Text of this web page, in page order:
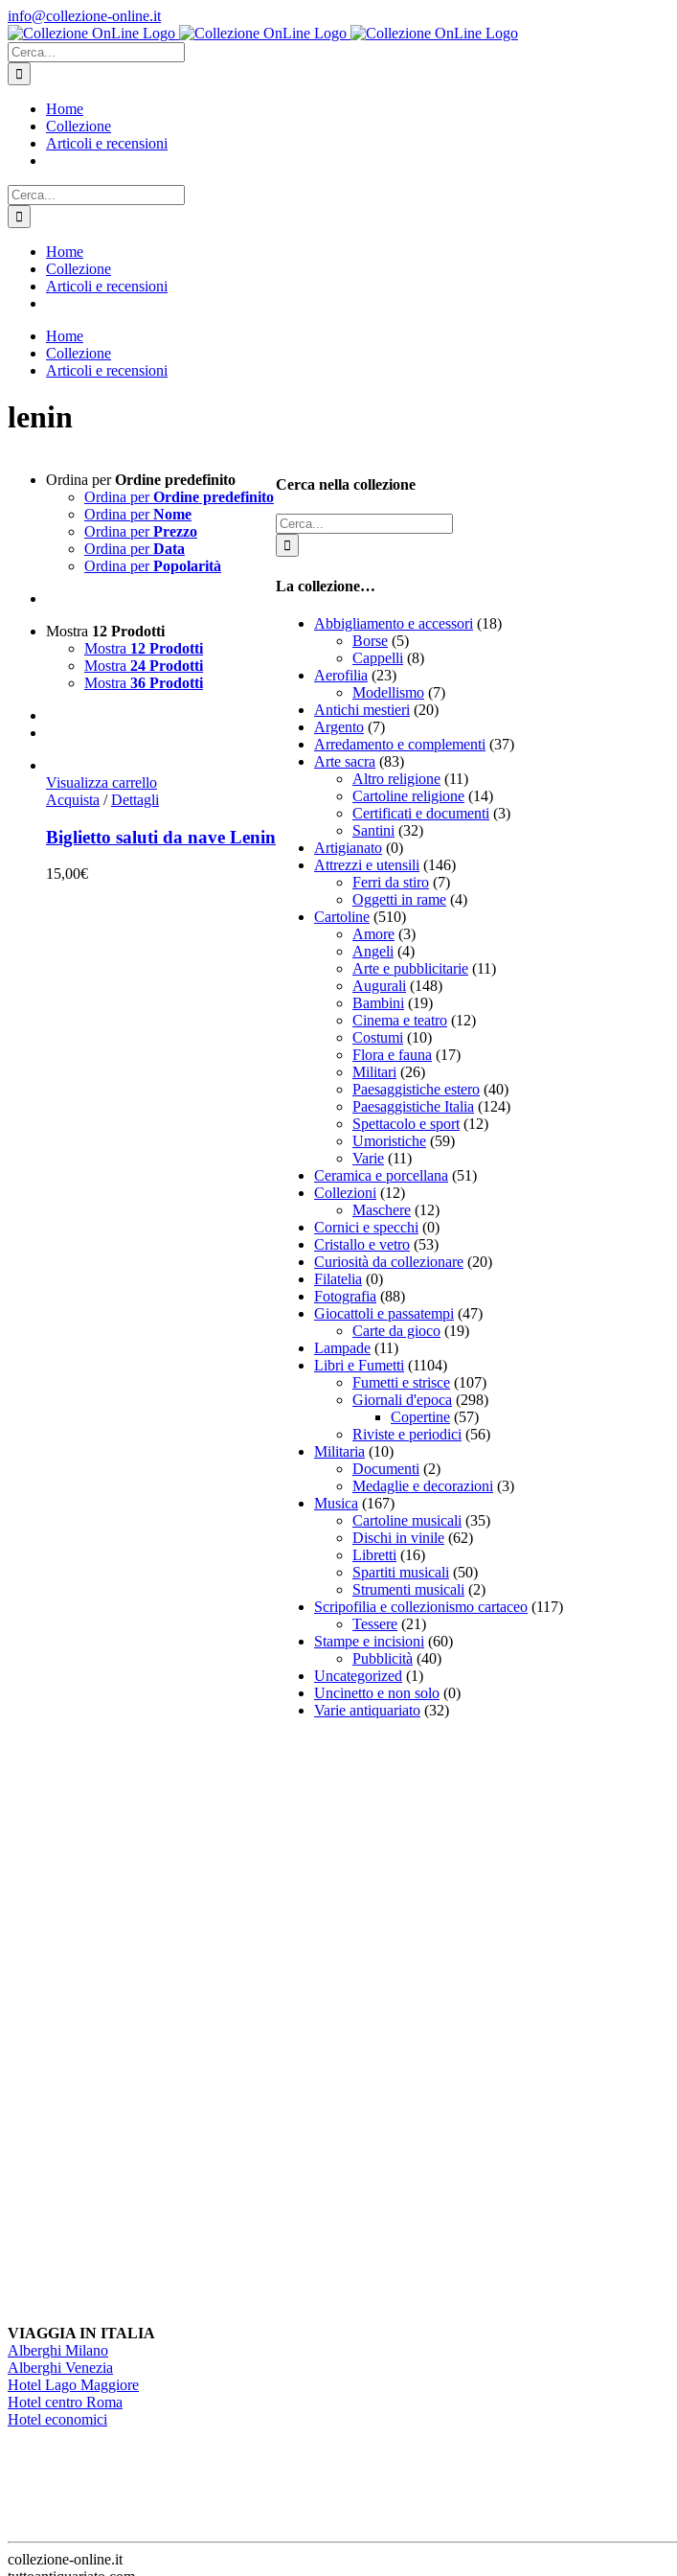
Salta
al
contenuto
info@collezione-online.it
Cerca
per:
Home
Collezione
Articoli e recensioni
Cerca
per:
Home
Collezione
Articoli e recensioni
Home
Collezione
Articoli e recensioni
lenin
Ordina perOrdine predefinito
Ordina perOrdine predefinito
Ordina perNome
Ordina perPrezzo
Ordina perData
Ordina perPopolarità
Mostra 12 Prodotti
Mostra 12 Prodotti
Mostra 24 Prodotti
Mostra 36 Prodotti
Visualizza carrello
Acquista / Dettagli
Biglietto saluti da nave Lenin
15,00€
Cerca nella collezione
Cerca
per:
La collezione…
Abbigliamento e accessori (18)
Borse (5)
Cappelli (8)
Aerofilia (23)
Modellismo (7)
Antichi mestieri (20)
Argento (7)
Arredamento e complementi (37)
Arte sacra (83)
Altro religione (11)
Cartoline religione (14)
Certificati e documenti (3)
Santini (32)
Artigianato (0)
Attrezzi e utensili (146)
Ferri da stiro (7)
Oggetti in rame (4)
Cartoline (510)
Amore (3)
Angeli (4)
Arte e pubblicitarie (11)
Augurali (148)
Bambini (19)
Cinema e teatro (12)
Costumi (10)
Flora e fauna (17)
Militari (26)
Paesaggistiche estero (40)
Paesaggistiche Italia (124)
Spettacolo e sport (12)
Umoristiche (59)
Varie (11)
Ceramica e porcellana (51)
Collezioni (12)
Maschere (12)
Cornici e specchi (0)
Cristallo e vetro (53)
Curiosità da collezionare (20)
Filatelia (0)
Fotografia (88)
Giocattoli e passatempi (47)
Carte da gioco (19)
Lampade (11)
Libri e Fumetti (1104)
Fumetti e strisce (107)
Giornali d'epoca (298)
Copertine (57)
Riviste e periodici (56)
Militaria (10)
Documenti (2)
Medaglie e decorazioni (3)
Musica (167)
Cartoline musicali (35)
Dischi in vinile (62)
Libretti (16)
Spartiti musicali (50)
Strumenti musicali (2)
Scripofilia e collezionismo cartaceo (117)
Tessere (21)
Stampe e incisioni (60)
Pubblicità (40)
Uncategorized (1)
Uncinetto e non solo (0)
Varie antiquariato (32)
VIAGGIA IN ITALIA
Alberghi Milano
Alberghi Venezia
Hotel Lago Maggiore
Hotel centro Roma
Hotel economici
collezione-online.it